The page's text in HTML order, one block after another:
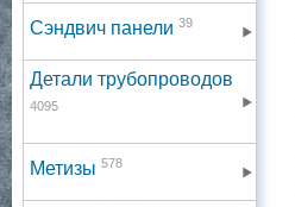
Сэндвич панели 39
Детали трубопроводов
4095
Метизы 578